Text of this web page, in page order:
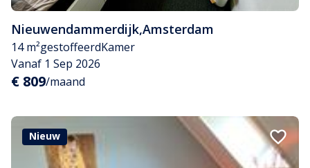
Nieuwendammerdijk,Amsterdam
14 m²gestoffeerdKamer
Vanaf 1 Sep 2026
€ 809/maand
Nieuw